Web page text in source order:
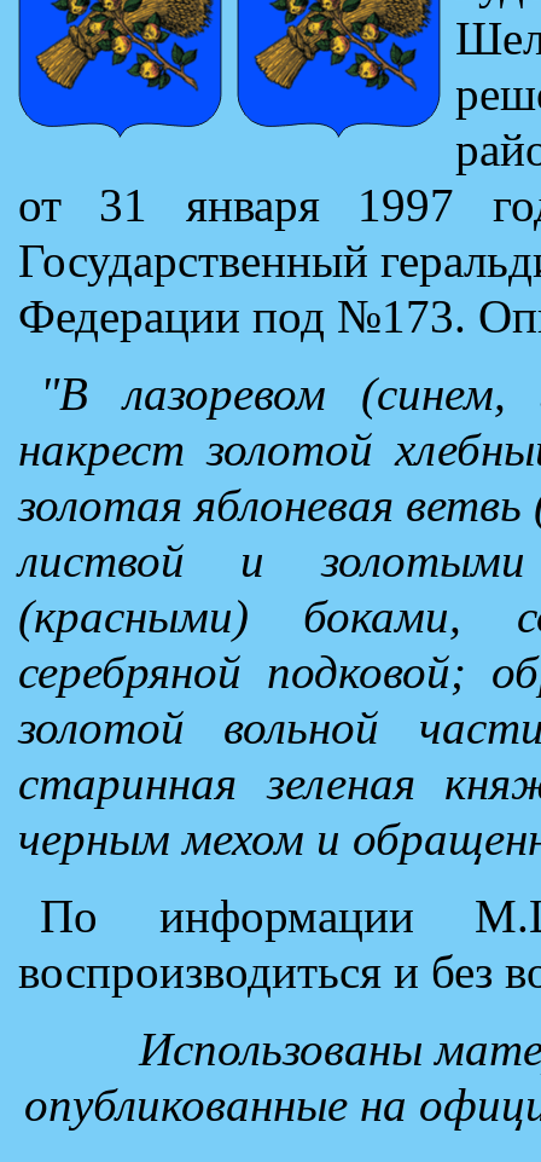
от 31 января 1997
Государственный
Федерации под №173.
"В лазоревом (синем,
накрест золотой
золотая яблоневая ветвь
листвой и
(красными) боками,
серебряной подковой;
золотой вольной
старинная зеленая
черным мехом и
По информации
воспроизводиться и без
Использованы
опубликованные на